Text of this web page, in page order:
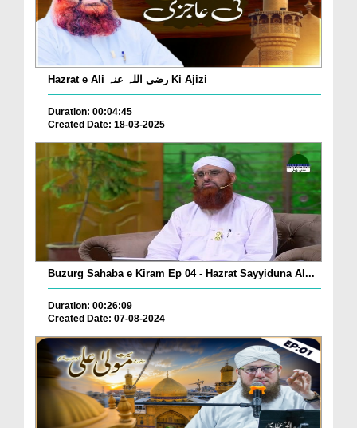
Hazrat e Ali رضی اللہ عنہ Ki Ajizi
Duration: 00:04:45
Created Date: 18-03-2025
Buzurg Sahaba e Kiram Ep 04 - Hazrat Sayyiduna Al...
Duration: 00:26:09
Created Date: 07-08-2024